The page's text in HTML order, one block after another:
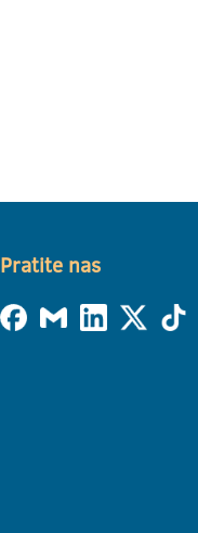
Pratite nas